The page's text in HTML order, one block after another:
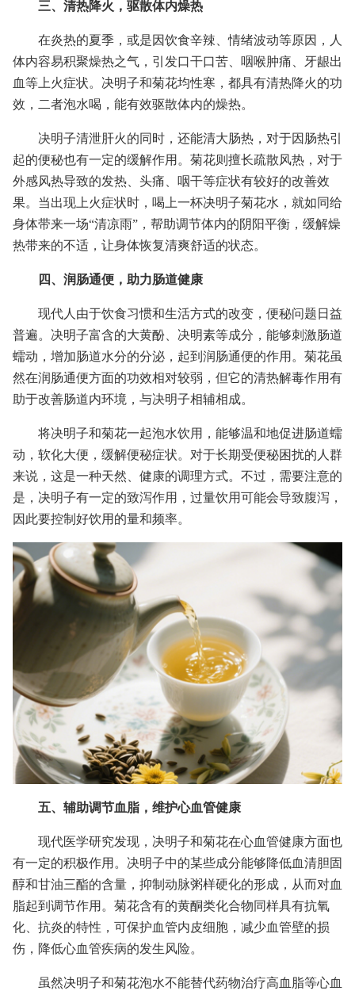
三、清热降火，驱散体内燥热
在炎热的夏季，或是因饮食辛辣、情绪波动等原因，人
体内容易积聚燥热之气，引发口干口苦、咽喉肿痛、牙龈出
血等上火症状。决明子和菊花均性寒，都具有清热降火的功
效，二者泡水喝，能有效驱散体内的燥热。
决明子清泄肝火的同时，还能清大肠热，对于因肠热引
起的便秘也有一定的缓解作用。菊花则擅长疏散风热，对于
外感风热导致的发热、头痛、咽干等症状有较好的改善效
果。当出现上火症状时，喝上一杯决明子菊花水，就如同给
身体带来一场“清凉雨”，帮助调节体内的阴阳平衡，缓解燥
热带来的不适，让身体恢复清爽舒适的状态。
四、润肠通便，助力肠道健康
现代人由于饮食习惯和生活方式的改变，便秘问题日益
普遍。决明子富含的大黄酚、决明素等成分，能够刺激肠道
蠕动，增加肠道水分的分泌，起到润肠通便的作用。菊花虽
然在润肠通便方面的功效相对较弱，但它的清热解毒作用有
助于改善肠道内环境，与决明子相辅相成。
将决明子和菊花一起泡水饮用，能够温和地促进肠道蠕
动，软化大便，缓解便秘症状。对于长期受便秘困扰的人群
来说，这是一种天然、健康的调理方式。不过，需要注意的
是，决明子有一定的致泻作用，过量饮用可能会导致腹泻，
因此要控制好饮用的量和频率。
五、辅助调节血脂，维护心血管健康
现代医学研究发现，决明子和菊花在心血管健康方面也
有一定的积极作用。决明子中的某些成分能够降低血清胆固
醇和甘油三酯的含量，抑制动脉粥样硬化的形成，从而对血
脂起到调节作用。菊花含有的黄酮类化合物同样具有抗氧
化、抗炎的特性，可保护血管内皮细胞，减少血管壁的损
伤，降低心血管疾病的发生风险。
虽然决明子和菊花泡水不能替代药物治疗高血脂等心血